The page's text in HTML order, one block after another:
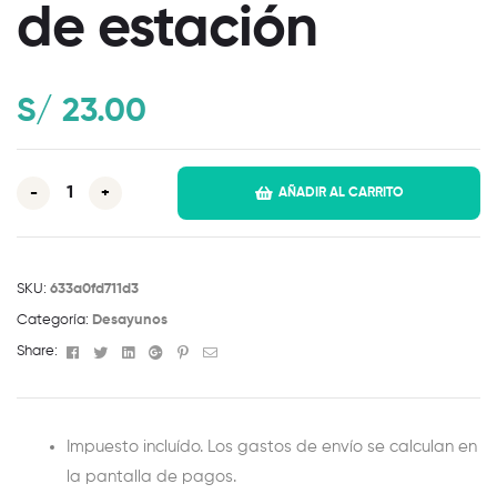
de estación
S/ 23.00
- + AÑADIR AL CARRITO
SKU: 633a0fd711d3
Categoría: Desayunos
Share: Facebook
TwitterLinkedinGoogle+Pinterest
Email
Impuesto incluído. Los gastos de envío se calculan en
la pantalla de pagos.